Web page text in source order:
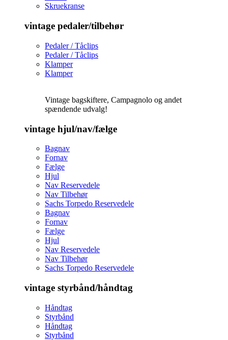
Skruekranse
vintage pedaler/tilbehør
Pedaler / Tåclips
Pedaler / Tåclips
Klamper
Klamper
Vintage bagskiftere, Campagnolo og andet
spændende udvalg!
vintage hjul/nav/fælge
Bagnav
Fornav
Fælge
Hjul
Nav Reservedele
Nav Tilbehør
Sachs Torpedo Reservedele
Bagnav
Fornav
Fælge
Hjul
Nav Reservedele
Nav Tilbehør
Sachs Torpedo Reservedele
vintage styrbånd/håndtag
Håndtag
Styrbånd
Håndtag
Styrbånd